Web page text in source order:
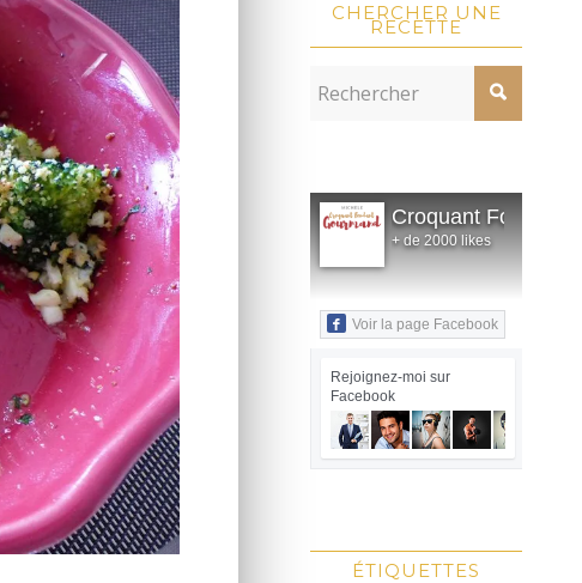
CHERCHER UNE
RECETTE
Croquant Fondant
+ de 2000 likes
Voir la page Facebook
Rejoignez-moi sur
Facebook
ÉTIQUETTES